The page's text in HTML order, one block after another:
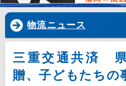
物流ニュース
三重交通共済
贈、子どもたちの